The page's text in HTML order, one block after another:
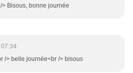
> Bisous, bonne journée
/> belle journée<br /> bisous